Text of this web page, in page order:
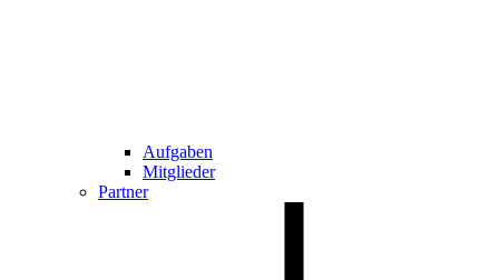
Aufgaben
Mitglieder
Partner